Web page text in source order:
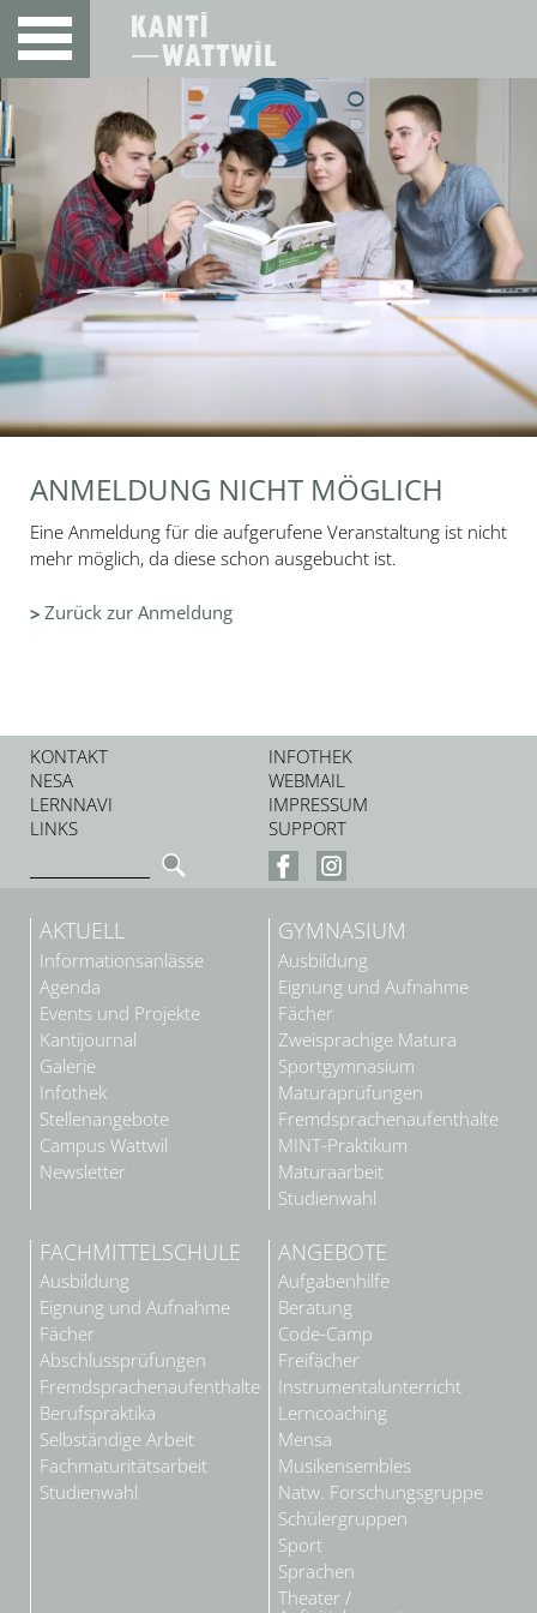
ANMELDUNG NICHT MÖGLICH
Eine Anmeldung für die aufgerufene Veranstaltung ist nicht
mehr möglich, da diese schon ausgebucht ist.
Zurück zur Anmeldung
KONTAKT
INFOTHEK
NESA
WEBMAIL
LERNNAVI
IMPRESSUM
LINKS
SUPPORT
AKTUELL
Informationsanlässe
Agenda
Events und Projekte
Kantijournal
Galerie
Infothek
Stellenangebote
Campus Wattwil
Newsletter
GYMNASIUM
Ausbildung
Eignung und Aufnahme
Fächer
Zweisprachige Matura
Sportgymnasium
Maturaprüfungen
Fremdsprachenaufenthalte
MINT-Praktikum
Maturaarbeit
Studienwahl
FACHMITTELSCHULE
Ausbildung
Eignung und Aufnahme
Fächer
Abschlussprüfungen
Fremdsprachenaufenthalte
Berufspraktika
Selbständige Arbeit
Fachmaturitätsarbeit
Studienwahl
ANGEBOTE
Aufgabenhilfe
Beratung
Code-Camp
Freifächer
Instrumentalunterricht
Lerncoaching
Mensa
Musikensembles
Natw. Forschungsgruppe
Schülergruppen
Sport
Sprachen
Theater /